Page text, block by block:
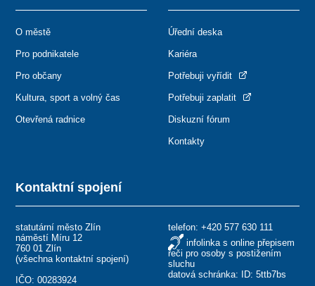
Kontaktní spojení
statutární město Zlín
náměstí Míru 12
760 01 Zlín
(všechna kontaktní spojení)
IČO: 00283924
telefon: +420 577 630 111
infolinka s online přepisem
řeči pro osoby s postižením
sluchu
datová schránka: ID: 5ttb7bs
O městě
Pro podnikatele
Pro občany
Kultura, sport a volný čas
Otevřená radnice
Úřední deska
Kariéra
Potřebuji vyřídit
Potřebuji zaplatit
Diskuzní fórum
Kontakty